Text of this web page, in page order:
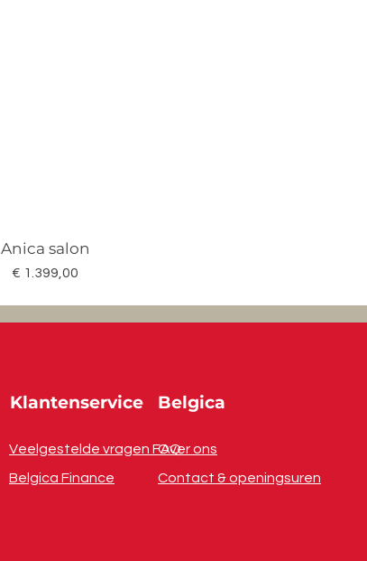
Anica salon
Prijs
€ 1.399,00
Klantenservice
Veelgestelde vragen FAQ
Belgica Finance
Belgica
Over ons
Contact & openingsuren